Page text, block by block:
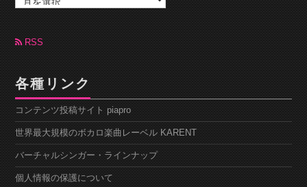
カ
ブ RSS
各種リンク
コンテンツ投稿サイト piapro
世界最大規模のボカロ楽曲レーベル KARENT
バーチャルシンガー・ラインナップ
個人情報の保護について